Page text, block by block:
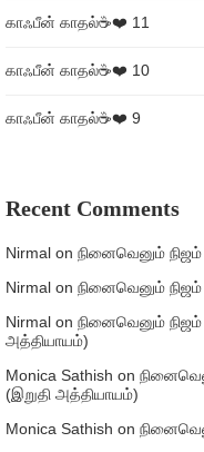
காஃபீன் காதல்☕❤️ 11
காஃபீன் காதல்☕❤️ 10
காஃபீன் காதல்☕❤️ 9
Recent Comments
Nirmal on நினைவெனும் நிஜம்
Nirmal on நினைவெனும் நிஜம்
Nirmal on நினைவெனும் நிஜம்
அத்தியாயம்)
Monica Sathish on
(இறுதி அத்தியாயம்)
Monica Sathish on